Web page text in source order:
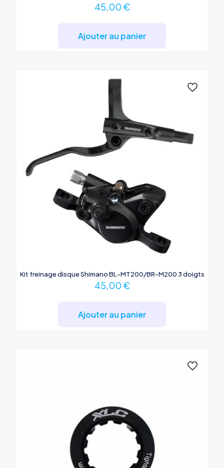
45,00 €
Ajouter au panier
Kit freinage disque Shimano BL-MT200/BR-M200 3 doigts
45,00 €
Ajouter au panier